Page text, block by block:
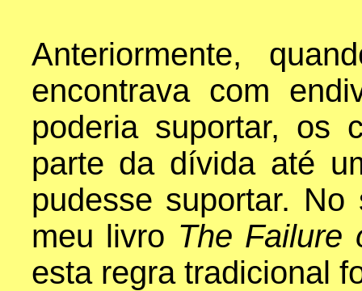
Anteriormente,
encontrava com
poderia suportar, os
parte da dívida até
pudesse suportar.
meu livro The Failure
esta regra tradicional